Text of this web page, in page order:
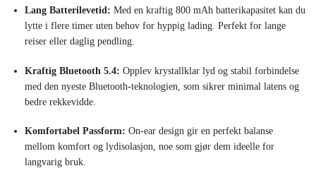
Lang Batterilevetid: Med en kraftig 800 mAh batterikapasitet kan du
lytte i flere timer uten behov for hyppig lading. Perfekt for lange
reiser eller daglig pendling.
Kraftig Bluetooth 5.4: Opplev krystallklar lyd og stabil forbindelse
med den nyeste Bluetooth-teknologien, som sikrer minimal latens og
bedre rekkevidde.
Komfortabel Passform: On-ear design gir en perfekt balanse
mellom komfort og lydisolasjon, noe som gjør dem ideelle for
langvarig bruk.